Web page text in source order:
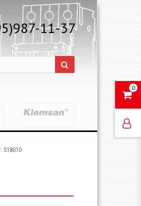
0
11-37
518010